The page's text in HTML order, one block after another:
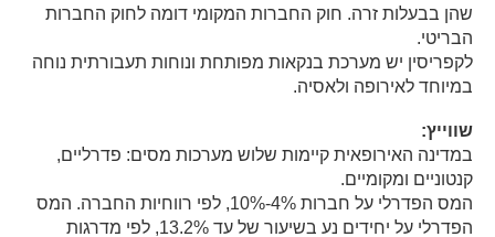
שהן בבעלות זרה. חוק החברות המקומי דומה לחוק החברות
הבריטי.
לקפריסין יש מערכת בנקאות מפותחת ונוחות תעבורתית נוחה
במיוחד לאירופה ולאסיה.
שווייץ:
במדינה האירופאית קיימות שלוש מערכות מסים: פדרליים,
קנטוניים ומקומיים.
המס הפדרלי על חברות 4%-10%, לפי רווחיות החברה. המס
הפדרלי על יחידים נע בשיעור של עד 13.2%, לפי מדרגות